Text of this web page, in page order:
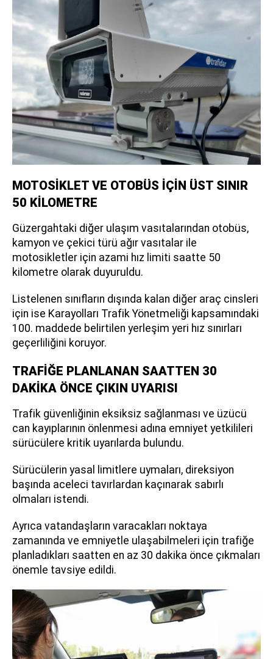
MOTOSİKLET VE OTOBÜS İÇİN ÜST SINIR
50 KİLOMETRE
Güzergahtaki diğer ulaşım vasıtalarından otobüs,
kamyon ve çekici türü ağır vasıtalar ile
motosikletler için azami hız limiti saatte 50
kilometre olarak duyuruldu.
Listelenen sınıfların dışında kalan diğer araç cinsleri
için ise Karayolları Trafik Yönetmeliği kapsamındaki
100. maddede belirtilen yerleşim yeri hız sınırları
geçerliliğini koruyor.
TRAFİĞE PLANLANAN SAATTEN 30
DAKİKA ÖNCE ÇIKIN UYARISI
Trafik güvenliğinin eksiksiz sağlanması ve üzücü
can kayıplarının önlenmesi adına emniyet yetkilileri
sürücülere kritik uyarılarda bulundu.
Sürücülerin yasal limitlere uymaları, direksiyon
başında aceleci tavırlardan kaçınarak sabırlı
olmaları istendi.
Ayrıca vatandaşların varacakları noktaya
zamanında ve emniyetle ulaşabilmeleri için trafiğe
planladıkları saatten en az 30 dakika önce çıkmaları
önemle tavsiye edildi.